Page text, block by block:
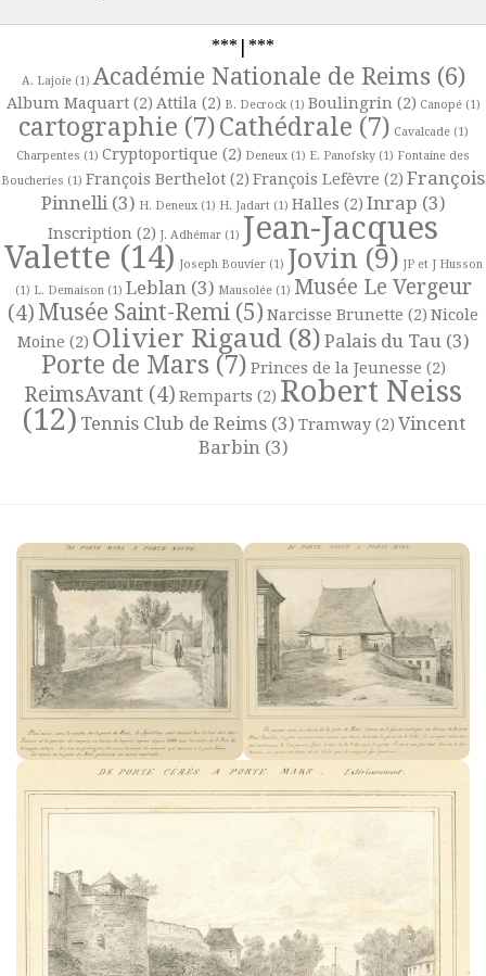
***|***
A. Lajoie(1) Académie Nationale de Reims (6)
Album Maquart(2) Attila (2) B. Decrock(1) Boulingrin (2) Canopé(1)
cartographie (7)Cathédrale (7) Cavalcade(1)
Charpentes (1) Cryptoportique (2) Deneux (1) E. Panofsky (1) Fontaine des
Boucheries (1) François Berthelot (2) François Lefèvre (2) François
Pinnelli (3) H. Deneux(1) H. Jadart(1) Halles (2) Inrap (3)
Inscription (2) J. Adhémar (1) Jean-Jacques
Valette (14) Joseph Bouvier(1) Jovin (9) JP et J Husson
(1) L. Demaison (1) Leblan (3) Mausolée(1) Musée Le Vergeur
(4) Musée Saint-Remi (5) Narcisse Brunette (2) Nicole
Moine (2) Olivier Rigaud (8) Palais du Tau (3)
Porte de Mars(7) Princes de la Jeunesse (2)
ReimsAvant (4) Remparts (2) Robert Neiss
(12) Tennis Club de Reims(3) Tramway(2) Vincent
Barbin (3)